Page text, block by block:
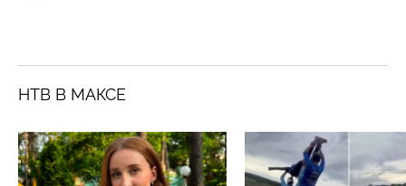
НТВ В МАКСЕ